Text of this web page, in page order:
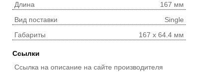
Длина
167 мм
Вид поставки
Single
Габариты
167 x 64.4 мм
Ссылки
Ссылка на описание на сайте производителя